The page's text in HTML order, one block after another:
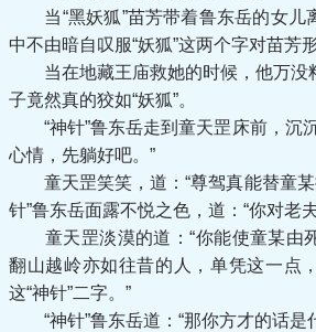
当“黑妖狐”苗芳带着鲁东岳的女儿
中不由暗自叹服“妖狐”这两个字对苗芳
当在地藏王庙救她的时候，他万没
子竟然真的狡如“妖狐”。
“神针”鲁东岳走到童天罡床前，沉
心情，先躺好吧。”
童天罡笑笑，道：“尊驾真能替童某
针”鲁东岳面露不悦之色，道：“你对老
童天罡淡漠的道：“你能使童某由
翻山越岭亦如往昔的人，单凭这一点
这“神针”二字。”
“神针”鲁东岳道：“那你方才的话